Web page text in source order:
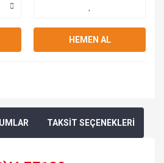
HEMEN AL
TAKSİT SEÇENEKLERİ